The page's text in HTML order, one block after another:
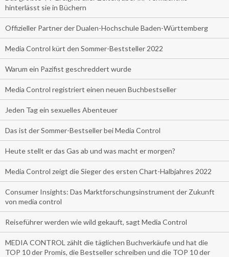
hinterlässt sie in Büchern
Offizieller Partner der Dualen-Hochschule Baden-Württemberg
Media Control kürt den Sommer-Beststeller 2022
Warum ein Pazifist geschreddert wurde
Media Control registriert einen neuen Buchbestseller
Jeden Tag ein sexuelles Abenteuer
Das ist der Sommer-Bestseller bei Media Control
Heute stellt er das Gas ab und was macht er morgen?
Media Control zeigt die Sieger des ersten Chart-Halbjahres 2022
Consumer Insights: Das Marktforschungsinstrument der Zukunft
von media control
Reiseführer werden wie wild gekauft, sagt Media Control
MEDIA CONTROL zählt die täglichen Buchverkäufe und hat die
TOP 10 der Promis, die Bestseller schreiben und die TOP 10 der